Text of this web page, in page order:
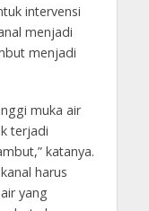
intervensi
menjadi
menjadi
muka air
terjadi
katanya.
harus
yang